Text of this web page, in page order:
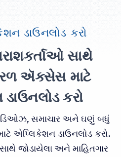
ડાઉનલોડ કરો
સાથે
ઍક્સેસ માટે
કરો
સમાચાર અને ઘણું બધું
એપ્લિકેશન ડાઉનલોડ કરો.
જોડાયેલા અને માહિતગાર